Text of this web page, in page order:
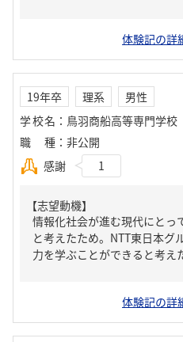
体験記の詳
19年卒 理系
男性
学校名 ： 鳥羽商船高等専門学校
職種 ： 非公開
感謝
1
【志望動機】
情報化社会が進む現代にとっ
と考えたため。NTT東日本グ
力を学ぶことができると考え
体験記の詳